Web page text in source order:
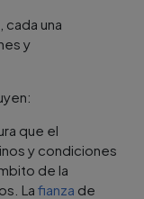
una
y
que el
y condiciones
de la
Lafianza de